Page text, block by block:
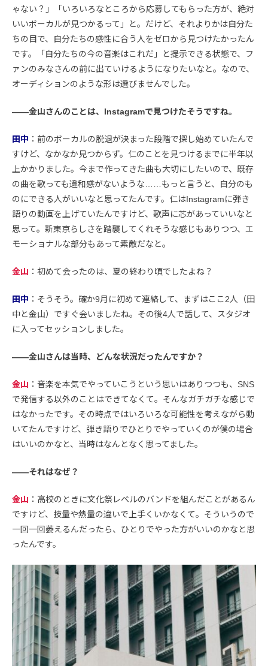
ゃない？」「いろいろなところから応募してもらった方が、絶対
いいボーカルが見つかるって」と。だけど、それよりかは自分た
ちの目で、自分たちの感性に合う人をゼロから見つけたかったん
です。「自分たちの今の音楽はこれだ」と提示できる状態で、フ
ァンのみなさんの前に出ていけるようになりたいなと。なので、
オーディションのような形は選びませんでした。
――金山さんのことは、Instagramで見つけたそうですね。
田中 ：前のボーカルの脱退が決まった段階で探し始めていたんで
すけど、なかなか見つからず。仁のことを見つけるまでに半年以
上かかりました。今まで作ってきた曲も大切にしたいので、既存
の曲を歌っても違和感がないような……もっと言うと、自分のも
のにできる人がいいなと思ってたんです。仁はInstagramに弾き
語りの動画を上げていたんですけど、歌声に芯があっていいなと
思って。新東京らしさを踏襲してくれそうな感じもありつつ、エ
モーショナルな部分もあって素敵だなと。
金山 ：初めて会ったのは、夏の終わり頃でしたよね？
田中 ：そうそう。確か9月に初めて連絡して、まずはここ2人（田
中と金山）ですぐ会いましたね。その後4人で話して、スタジオ
に入ってセッションしました。
――金山さんは当時、どんな状況だったんですか？
金山 ：音楽を本気でやっていこうという思いはありつつも、SNS
で発信する以外のことはできてなくて。そんなガチガチな感じで
はなかったです。その時点ではいろいろな可能性を考えながら動
いてたんですけど、弾き語りでひとりでやっていくのが僕の場合
はいいのかなと、当時はなんとなく思ってました。
――それはなぜ？
金山 ：高校のときに文化祭レベルのバンドを組んだことがあるん
ですけど、技量や熱量の違いで上手くいかなくて。そういうので
一回一回萎えるんだったら、ひとりでやった方がいいのかなと思
ったんです。